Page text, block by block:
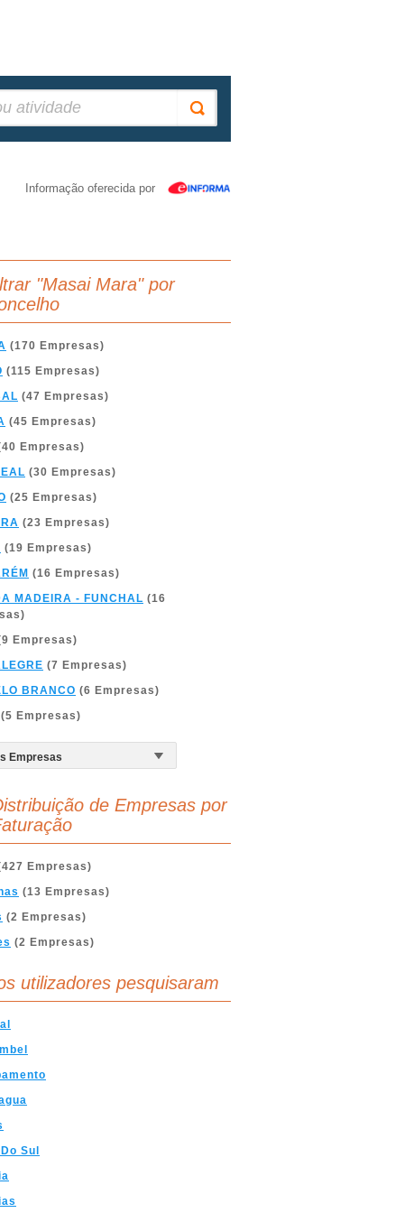
Informação oferecida por
"Masai Mara" por
(170 Empresas)
(115 Empresas)
(47 Empresas)
(45 Empresas)
Empresas)
(30 Empresas)
(25 Empresas)
(23 Empresas)
(19 Empresas)
(16 Empresas)
MADEIRA - FUNCHAL (16
Empresas)
(7 Empresas)
BRANCO (6 Empresas)
(5 Empresas)
de Empresas por
Empresas)
(13 Empresas)
(2 Empresas)
(2 Empresas)
utilizadores pesquisaram
Sul